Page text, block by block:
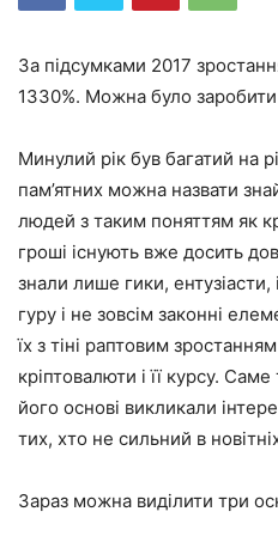
За підсумками 2017
1330%. Можна було заробити
Минулий рік був багатий на
пам’ятних можна назвати
людей з таким поняттям як
гроші існують вже досить
знали лише гики, ентузіасти,
гуру і не зовсім законні
їх з тіні раптовим
кріптовалюти і її курсу.
його основі викликали
тих, хто не сильний в
Зараз можна виділити три